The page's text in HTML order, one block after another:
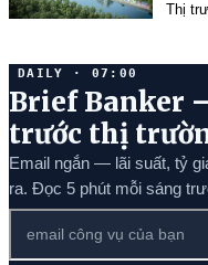
Thị
DAILY · 07:00
Brief Banker
trước thị
Email ngắn — lãi suất, tỷ
ra. Đọc 5 phút mỗi sáng